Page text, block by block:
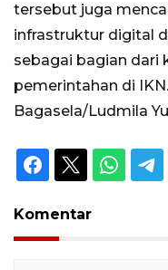
tersebut juga
infrastruktur digital
sebagai bagian dari
pemerintahan di
Bagasela/Ludmila
Komentar